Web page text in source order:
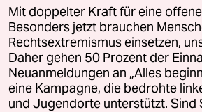
Mit doppelter Kraft für eine
Besonders jetzt brauchen
Rechtsextremismus einsetzen,
Daher gehen 50 Prozent der
Neuanmeldungen an „Alles
eine Kampagne, die bedrohte
und Jugendorte unterstützt. Sind